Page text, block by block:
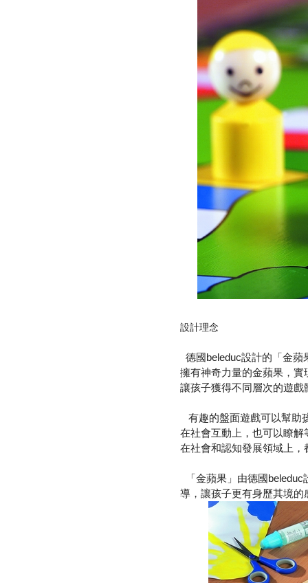
設計理念
德國beleduc設計的「金
擁有神奇力量的金蘋果，
讓孩子獲得不同層次的遊戲
有趣的盤面遊戲可以幫助
在社會互動上，也可以瞭
在社會和認知發展領域上
「金蘋果」由德國
導，讓孩子更有身歷其境